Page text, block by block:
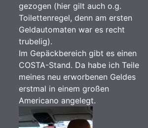
gezogen (hier gilt auch o.g.
Toilettenregel, denn am ersten
Geldautomaten war es recht
trubelig).
Im Gepäckbereich gibt es einen
COSTA-Stand. Da habe ich Teile
meines neu erworbenen Geldes
erstmal in einem großen
Americano angelegt.